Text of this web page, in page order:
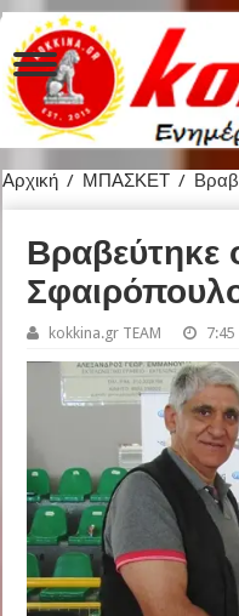
Αρχική / ΜΠΑΣΚΕΤ /
Βραβεύτηκε
kokkina.gr TEAM